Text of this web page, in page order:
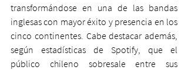
transformándose en una de las bandas
inglesas con mayor éxito y presencia en los
cinco continentes. Cabe destacar además,
según estadísticas de Spotify, que el
público chileno sobresale entre sus